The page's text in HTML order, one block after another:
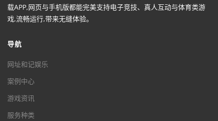
载APP,网页与手机版都能完美支持电子竞技、真人互动与体育类游
戏,流畅运行,带来无缝体验。
导航
网址和记娱乐
案例中心
游戏资讯
服务种类